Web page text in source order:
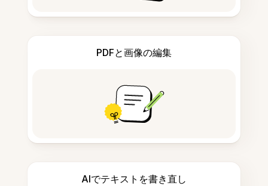
PDFと画像の編集
AIでテキストを書き直し